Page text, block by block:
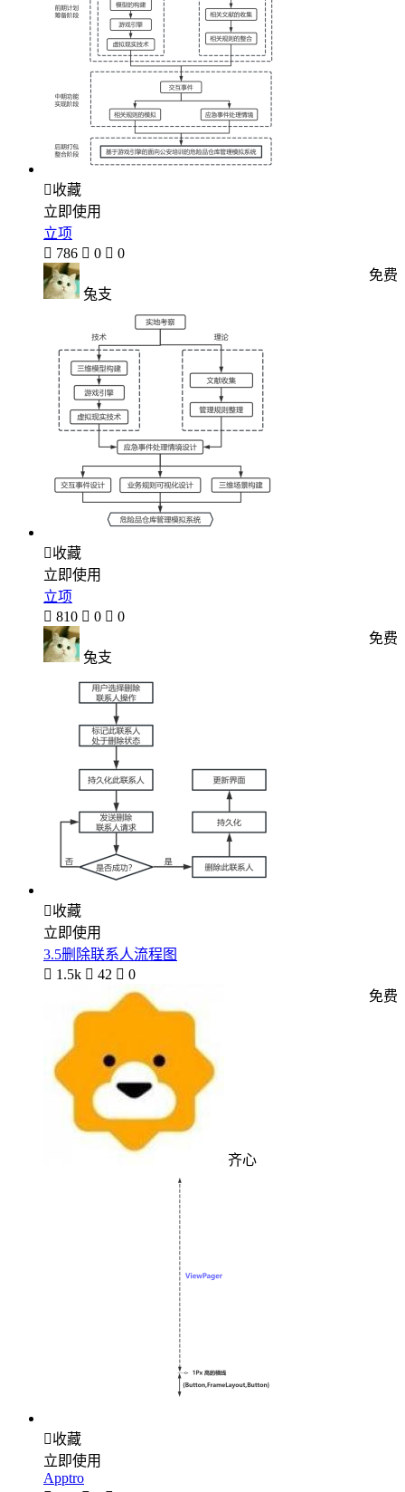
收藏
立即使用
立项
 786  0  0
兔支
免费
收藏
立即使用
立项
 810  0  0
兔支
免费
收藏
立即使用
3.5删除联系人流程图
 1.5k  42  0
齐心
免费
收藏
立即使用
Apptro